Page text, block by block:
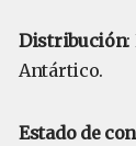
Distribución:
Antártico.
Estado de